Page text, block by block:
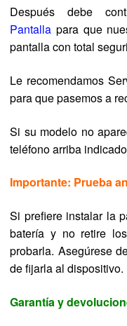
Después debe
Pantalla para que
pantalla con total
Le recomendamos
para que pasemos a
Si su modelo no
teléfono arriba
Importante: Prueba
Si prefiere instalar la
batería y no retire
probarla. Asegúrese
de fijarla al dispositivo.
Garantía y